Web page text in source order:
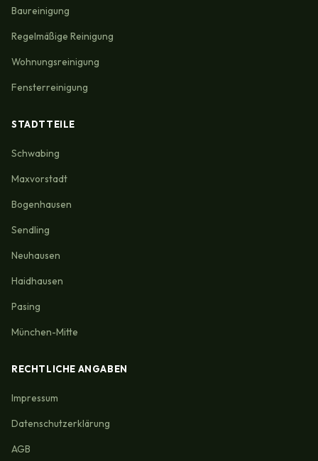
Baureinigung
Regelmäßige Reinigung
Wohnungsreinigung
Fensterreinigung
STADTTEILE
Schwabing
Maxvorstadt
Bogenhausen
Sendling
Neuhausen
Haidhausen
Pasing
München-Mitte
RECHTLICHE ANGABEN
Impressum
Datenschutzerklärung
AGB